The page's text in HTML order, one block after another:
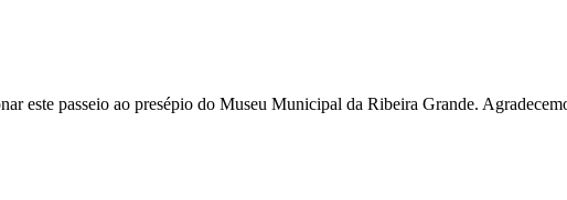
este passeio ao presépio do Museu Municipal da Ribeira Grande.